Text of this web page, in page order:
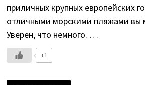
приличных крупных европейских
отличными морскими пляжами вы
Уверен, что немного. …
+1